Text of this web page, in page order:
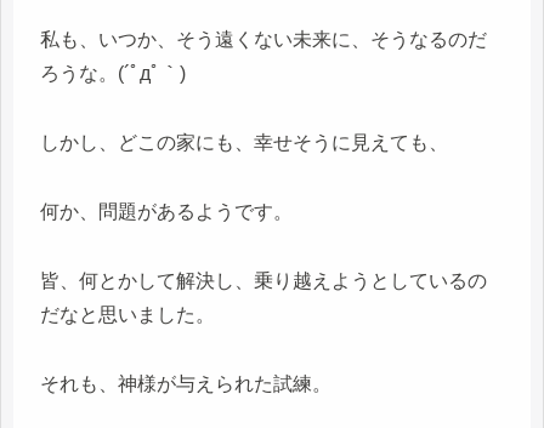
私も、いつか、そう遠くない未来に、そうなるのだ
ろうな。(´ﾟдﾟ｀)
しかし、どこの家にも、幸せそうに見えても、
何か、問題があるようです。
皆、何とかして解決し、乗り越えようとしているの
だなと思いました。
それも、神様が与えられた試練。